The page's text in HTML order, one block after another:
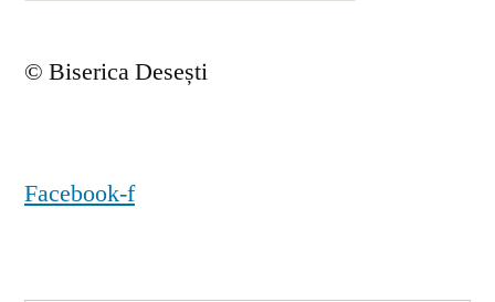
© Biserica Desești
Facebook-f